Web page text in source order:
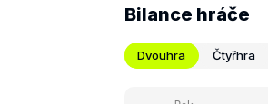
Bilance hráče
Dvouhra Čtyřhra